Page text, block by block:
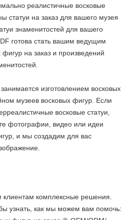
реалистичные восковые
статуи на заказ для вашего музея
знаменитостей для вашего
готова стать вашим ведущим
на заказ и произведений
изготовлением восковых
музеев восковых фигур. Если
восковые статуи,
фотографии, видео или идеи
и мы создадим для вас
комплексные решения.
узнать, как мы можем вам помочь: